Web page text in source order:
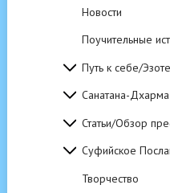
Новости
Поучительные
Путь к себе/
Санатана-Дхарма
Статьи/Обзор
Суфийское
Творчество